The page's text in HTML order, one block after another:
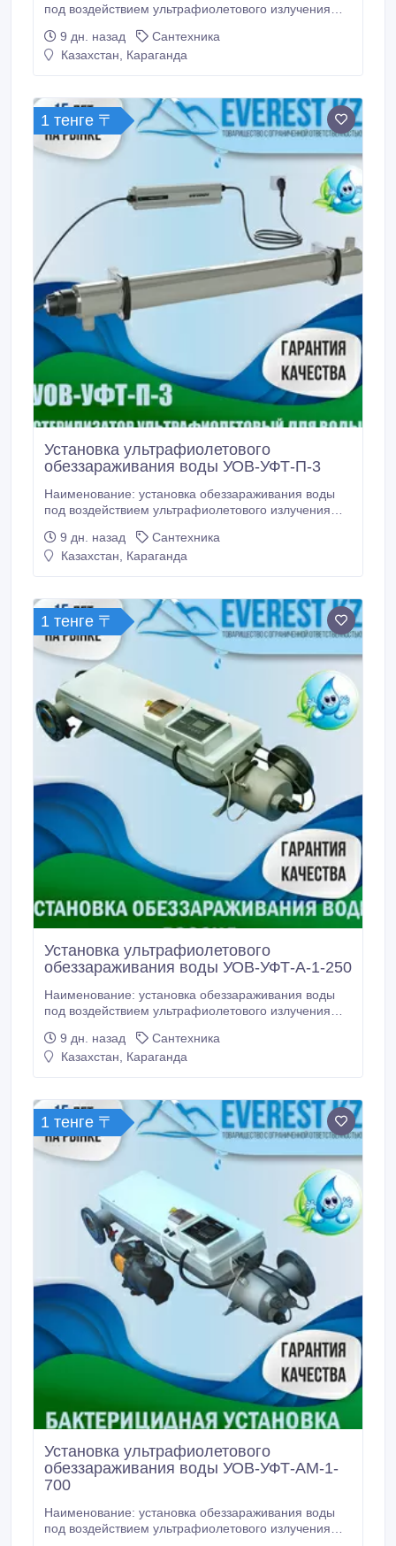
под воздействием ультрафиолетового излучения
документы, которым соответствуют
изготавливаемые изделия: Технические условия ТУ
9 дн. назад
Сантехника
Казахстан, Караганда
1 тенге 〒
Установка ультрафиолетового
обеззараживания воды УОВ-УФТ-П-3
Наименование: установка обеззараживания воды
под воздействием ультрафиолетового излучения
документы, которым соответствуют
изготавливаемые изделия: Технические условия ТУ
9 дн. назад
Сантехника
Казахстан, Караганда
1 тенге 〒
Установка ультрафиолетового
обеззараживания воды УОВ-УФТ-А-1-250
Наименование: установка обеззараживания воды
под воздействием ультрафиолетового излучения
документы, которым соответствуют
изготавливаемые изделия: Технические условия ТУ
№RU.77.99.32.013.Е.005210.03.12 Сертификат.
9 дн. назад
Сантехника
Казахстан, Караганда
1 тенге 〒
Установка ультрафиолетового
обеззараживания воды УОВ-УФТ-АМ-1-
700
Наименование: установка обеззараживания воды
под воздействием ультрафиолетового излучения